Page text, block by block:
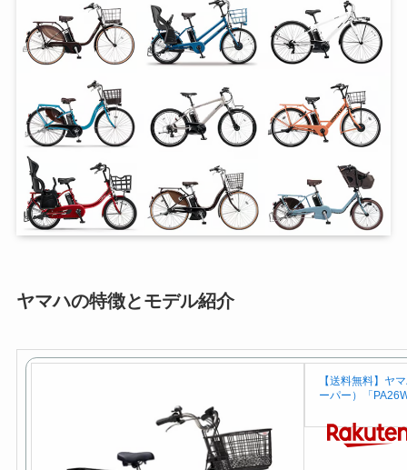
ヤマハの特徴とモデル紹介
【送料無料】ヤ
ーパー）「